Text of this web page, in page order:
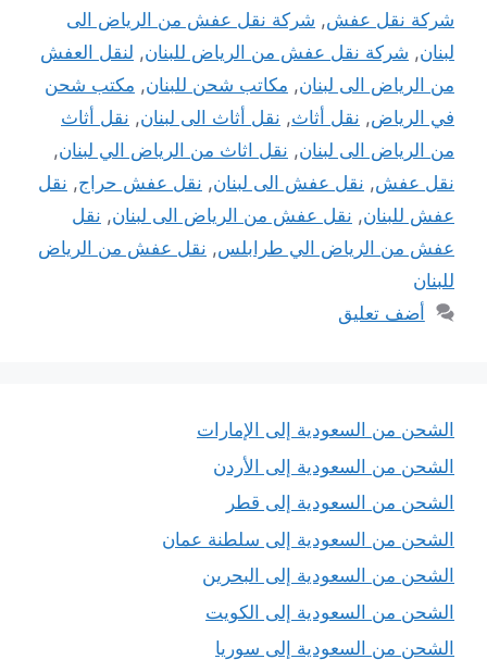
شركة نقل عفش, شركة نقل عفش من الرياض الى
لبنان, شركة نقل عفش من الرياض للبنان, لنقل العفش
من الرياض الى لبنان, مكاتب شحن للبنان, مكتب شحن
في الرياض, نقل أثاث, نقل أثاث الى لبنان, نقل أثاث
من الرياض الى لبنان, نقل اثاث من الرياض الي لبنان,
نقل عفش, نقل عفش الى لبنان, نقل عفش حراج, نقل
عفش للبنان, نقل عفش من الرياض الى لبنان, نقل
عفش من الرياض الي طرابلس, نقل عفش من الرياض
للبنان
أضف تعليق
الشحن من السعودية إلى الإمارات
الشحن من السعودية إلى الأردن
الشحن من السعودية إلى قطر
الشحن من السعودية إلى سلطنة عمان
الشحن من السعودية إلى البحرين
الشحن من السعودية إلى الكويت
الشحن من السعودية إلى سوريا